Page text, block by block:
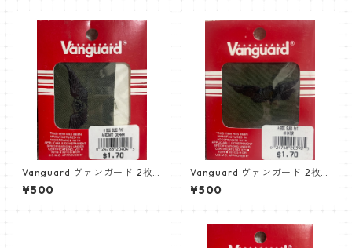
Vanguard ヴァンガード 2枚
セットエアクラフト クルーマ
ン aircraft crewman サブデ
ュード
¥500
Vanguard ヴァンガード 2枚
セットエアクラフト クルーマ
ン aircraft crewman サブデ
ュード
¥500